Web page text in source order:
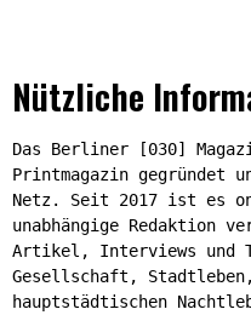
Nützliche
Das Berliner [030]
Printmagazin gegründet
Netz. Seit 2017 ist es
unabhängige Redaktion
Artikel, Interviews und
Gesellschaft,
hauptstädtischen